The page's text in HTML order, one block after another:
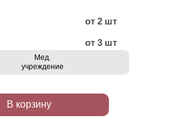
от 2 шт
от 3 шт
Мед.
учреждение
В корзину